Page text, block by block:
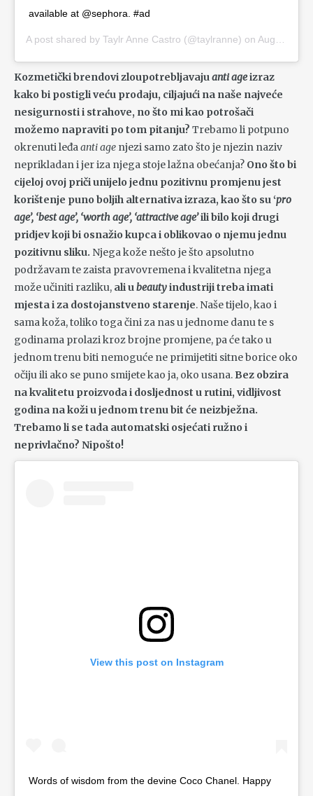
available at @sephora. #ad
A post shared by Taylr Anne Castro (@taylranne) on Aug 28, 2020 at 12:11pm PDT
Kozmetički brendovi zloupotrebljavajuanti ageizraz
kako bi postigli veću prodaju, ciljajući na naše najveće
nesigurnosti i strahove, no što mi kao potrošači
možemo napraviti po tom pitanju? Trebamo li potpuno
okrenuti leđaanti age njezi samo zato što je njezin naziv
neprikladan i jer iza njega stoje lažna obećanja? Ono što bi
cijeloj ovoj priči unijelo jednu pozitivnu promjenu jest
korištenje puno boljih alternativa izraza, kao što su ‘pro
age’, ‘best age’, ‘worth age’, ‘attractive age’ili bilo koji drugi
pridjev koji bi osnažio kupca i oblikovao o njemu jednu
pozitivnu sliku. Njega kože nešto je što apsolutno
podržavam te zaista pravovremena i kvalitetna njega
može učiniti razliku, ali ubeautyindustriji treba imati
mjesta i za dostojanstveno starenje. Naše tijelo, kao i
sama koža, toliko toga čini za nas u jednome danu te s
godinama prolazi kroz brojne promjene, pa će tako u
jednom trenu biti nemoguće ne primijetiti sitne borice oko
očiju ili ako se puno smijete kao ja, oko usana. Bez obzira
na kvalitetu proizvoda i dosljednost u rutini, vidljivost
godina na koži u jednom trenu bit će neizbježna.
Trebamo li se tada automatski osjećati ružno i
neprivlačno? Nipošto!
View this post on Instagram
Words of wisdom from the devine Coco Chanel. Happy